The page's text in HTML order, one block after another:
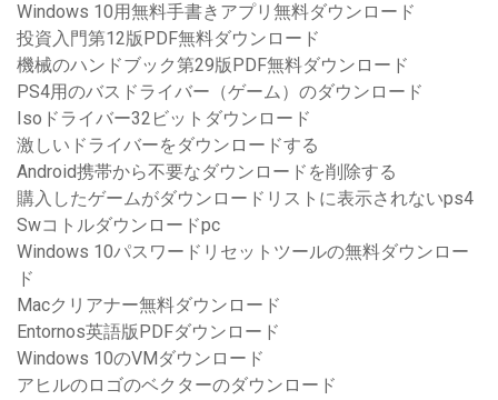
Windows 10用無料手書きアプリ無料ダウンロード
投資入門第12版PDF無料ダウンロード
機械のハンドブック第29版PDF無料ダウンロード
PS4用のバスドライバー（ゲーム）のダウンロード
Isoドライバー32ビットダウンロード
激しいドライバーをダウンロードする
Android携帯から不要なダウンロードを削除する
購入したゲームがダウンロードリストに表示されないps4
Swコトルダウンロードpc
Windows 10パスワードリセットツールの無料ダウンロー
ド
Macクリアナー無料ダウンロード
Entornos英語版PDFダウンロード
Windows 10のVMダウンロード
アヒルのロゴのベクターのダウンロード